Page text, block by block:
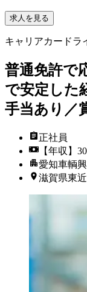
求人を見る
キャリアカードラ
普通免許で
で安定した
手当あり／
正社員
【年収】
愛知車輌
滋賀県東